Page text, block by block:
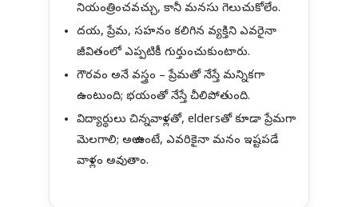
నియంత్రించవచ్చు, కానీ మనసు గెలుచుకోలేం.
దయ, ప్రేమ, సహనం కలిగిన వ్యక్తిని ఎవరైనా
జీవితంలో ఎప్పటికీ గుర్తుంచుకుంటారు.
గౌరవం అనే వస్త్రం – ప్రేమతో నేస్తే మన్నికగా
ఉంటుంది; భయంతో నేస్తే చీలిపోతుంది.
విద్యార్థులు చిన్నవాళ్లతో, eldersతో కూడా ప్రేమగా
మెలగాలి; అలా ఉంటే, ఎవరికైనా మనం ఇష్టపడే
వాళ్లం అవుతాం.